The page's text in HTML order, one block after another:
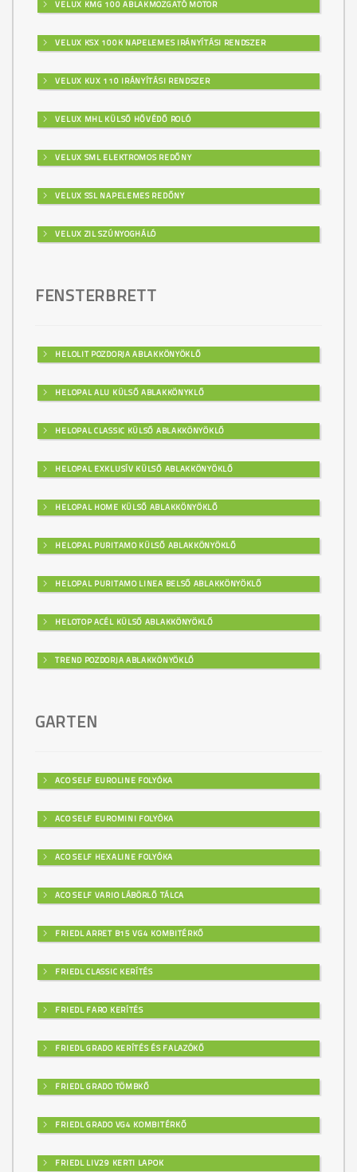
VELUX KMG 100 ABLAKMOZGATÓ MOTOR
VELUX KSX 100K NAPELEMES IRÁNYÍTÁSI RENDSZER
VELUX KUX 110 IRÁNYÍTÁSI RENDSZER
VELUX MHL KÜLSŐ HŐVÉDŐ ROLÓ
VELUX SML ELEKTROMOS REDŐNY
VELUX SSL NAPELEMES REDŐNY
VELUX ZIL SZÚNYOGHÁLÓ
FENSTERBRETT
HELOLIT POZDORJA ABLAKKÖNYÖKLŐ
HELOPAL ALU KÜLSŐ ABLAKKÖNYKLŐ
HELOPAL CLASSIC KÜLSŐ ABLAKKÖNYÖKLŐ
HELOPAL EXKLUSÍV KÜLSŐ ABLAKKÖNYÖKLŐ
HELOPAL HOME KÜLSŐ ABLAKKÖNYÖKLŐ
HELOPAL PURITAMO KÜLSŐ ABLAKKÖNYÖKLŐ
HELOPAL PURITAMO LINEA BELSŐ ABLAKKÖNYÖKLŐ
HELOTOP ACÉL KÜLSŐ ABLAKKÖNYÖKLŐ
TREND POZDORJA ABLAKKÖNYÖKLŐ
GARTEN
ACO SELF EUROLINE FOLYÓKA
ACO SELF EUROMINI FOLYÓKA
ACO SELF HEXALINE FOLYÓKA
ACO SELF VARIO LÁBÖRLŐ TÁLCA
FRIEDL ARRET B15 VG4 KOMBITÉRKŐ
FRIEDL CLASSIC KERÍTÉS
FRIEDL FARO KERÍTÉS
FRIEDL GRADO KERÍTÉS ÉS FALAZÓKŐ
FRIEDL GRADO TÖMBKŐ
FRIEDL GRADO VG4 KOMBITÉRKŐ
FRIEDL LIV29 KERTI LAPOK